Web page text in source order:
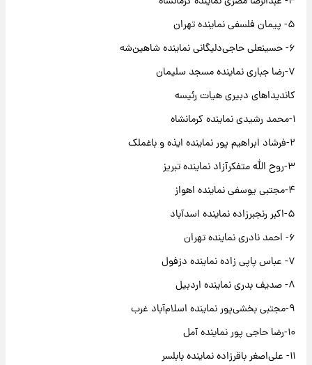
۵- پیمان فلسفی نماینده تهران
۶- حسینعلی حاجی‌دلیگانی نماینده شاهین‌شه
۷-رضا جباری نماینده مسجد سلیمان
کاندیداهای دبیری هیات رئیسه
۱-محمد رشیدی نماینده کرمانشاه
۲-فرشاد ابراهیم پور نماینده ایذه و باغملک
۳-روح الله متفکرآزاد نماینده تبریز
۴-مجتبی یوسفی نماینده اهواز
۵-اکبر رنجبرزاده نماینده اسدآباد
۶- احمد نادری نماینده تهران‌
٧- عباس پاپی زاده نماینده دزفول
۸- صدیف بدری نماینده اردبیل
۹-مجتبی‌ بخشی‌پور نماینده اسلام‌آباد غرب
۱۰-رضا حاجی پور نماینده آمل
١۱- علی‌اصغر باقرزاده نماینده بابلسر